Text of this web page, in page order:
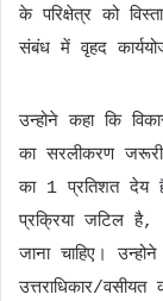
के परिक्षेत्र को
संबंध में वृहद
उन्होने कहा कि
का सरलीकरण जरूरी
का 1 प्रतिशत देय
प्रक्रिया जटिल
जाना चाहिए।
उत्तराधिकार/